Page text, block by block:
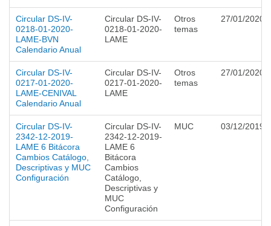
Circular DS-IV-
0218-01-2020-
LAME-BVN
Calendario Anual
Circular DS-IV-
0218-01-2020-
LAME
Otros
temas
27/01/2020
Circular DS-IV-
0217-01-2020-
LAME-CENIVAL
Calendario Anual
Circular DS-IV-
0217-01-2020-
LAME
Otros
temas
27/01/2020
Circular DS-IV-
2342-12-2019-
LAME 6 Bitácora
Cambios Catálogo,
Descriptivas y MUC
Configuración
Circular DS-IV-
2342-12-2019-
LAME 6
Bitácora
Cambios
Catálogo,
Descriptivas y
MUC
Configuración
MUC 03/12/2019